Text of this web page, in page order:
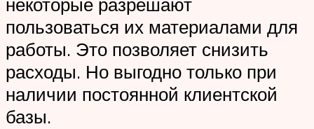
некоторые разрешают
пользоваться их материалами для
работы. Это позволяет снизить
расходы. Но выгодно только при
наличии постоянной клиентской
базы.